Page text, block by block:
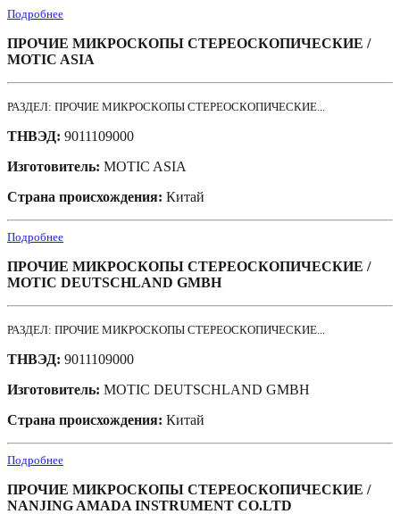
Подробнее
ПРОЧИЕ МИКРОСКОПЫ СТЕРЕОСКОПИЧЕСКИЕ /
MOTIC ASIA
РАЗДЕЛ: ПРОЧИЕ МИКРОСКОПЫ СТЕРЕОСКОПИЧЕСКИЕ...
ТНВЭД: 9011109000
Изготовитель: MOTIC ASIA
Страна происхождения: Китай
Подробнее
ПРОЧИЕ МИКРОСКОПЫ СТЕРЕОСКОПИЧЕСКИЕ /
MOTIC DEUTSCHLAND GMBH
РАЗДЕЛ: ПРОЧИЕ МИКРОСКОПЫ СТЕРЕОСКОПИЧЕСКИЕ...
ТНВЭД: 9011109000
Изготовитель: MOTIC DEUTSCHLAND GMBH
Страна происхождения: Китай
Подробнее
ПРОЧИЕ МИКРОСКОПЫ СТЕРЕОСКОПИЧЕСКИЕ /
NANJING AMADA INSTRUMENT CO.LTD